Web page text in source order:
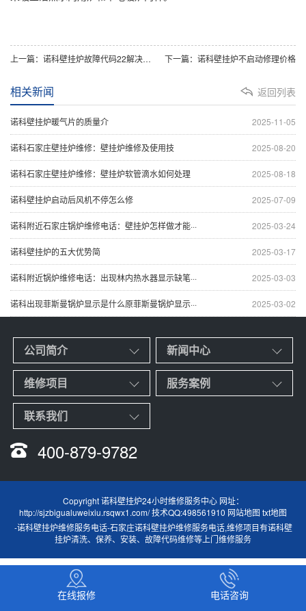
上一篇：诺科壁挂炉故障代码22解决方法 下一篇：诺科壁挂炉不启动修理价格
返回列表
相关新闻
2025-11-05
诺科壁挂炉暖气片的质量介
2025-08-20
诺科石家庄壁挂炉维修：壁挂炉维修及使用技
2025-08-18
诺科石家庄壁挂炉维修：壁挂炉软管滴水如何处理
2025-07-09
诺科壁挂炉启动后风机不停怎么修
2025-03-24
诺科附近石家庄锅炉维修电话：壁挂炉怎样做才能···
2025-03-17
诺科壁挂炉的五大优势简
2025-03-03
诺科附近锅炉维修电话：出现林内热水器显示缺笔···
2025-03-02
诺科出现菲斯曼锅炉显示是什么原菲斯曼锅炉显示···
公司简介 新闻中心
维修项目 服务案例
联系我们
400-879-9782
Copyright 诺科壁挂炉24小时维修服务中心 网址：
http://sjzbigualuweixiu.rsqwx1.com/ 技术QQ:498561910 网站地图 txt地图
-诺科壁挂炉维修服务电话-石家庄诺科壁挂炉维修服务电话,维修项目有诺科壁
挂炉清洗、保养、安装、故障代码维修等上门维修服务
在线报修 电话咨询